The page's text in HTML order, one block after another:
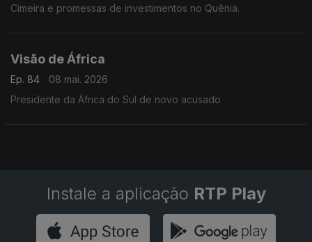
Cimeira e promessas de investimentos no Quênia.
Visão de África
Ep. 84
08 mai. 2026
Presidente da África do Sul de novo acusado
Instale a aplicação RTP Play